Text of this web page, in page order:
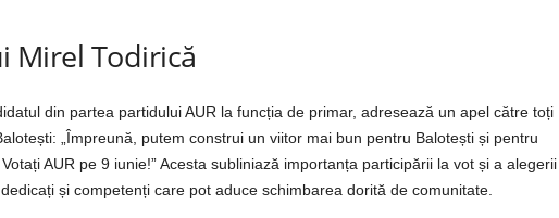
Mirel Todirică
din partea partidului AUR la funcția de primar, adresează un apel către toți
„Împreună, putem construi un viitor mai bun pentru Balotești și pentru
AUR pe 9 iunie!” Acesta subliniază importanța participării la vot și a alegerii
și competenți care pot aduce schimbarea dorită de comunitate.